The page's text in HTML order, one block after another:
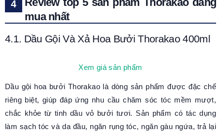
mua nhất
4.1. Dầu Gội Và Xả Hoa Bưởi Thorakao 400ml
Xem giá sản phẩm
Dầu gội hoa bưởi Thorakao là dòng sản phẩm được đặc chế
riêng biệt, giúp đáp ứng nhu cầu chăm sóc tóc mềm mượt,
chắc khỏe từ tinh dầu vỏ bưởi tươi. Sản phẩm có tác dụng
làm sạch tóc và da đầu, ngăn rụng tóc, ngăn gàu ngứa, trả lại